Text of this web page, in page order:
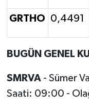
GRTHO 0,4491
BUGÜN GENEL
SMRVA- Sümer
Saati: 09:00 -